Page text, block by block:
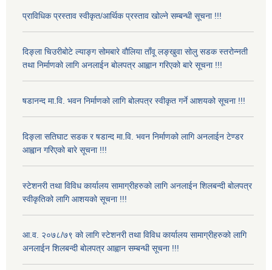
प्राविधिक प्रस्ताव स्वीकृत/आर्थिक प्रस्ताव खोल्ने सम्बन्धी सूचना !!!
दिङ्ला चिउरीबोटे ल्याङ्ग सोमबारे वौलिया ताँवू लङ्खुवा सोलु सडक स्तरोन्नती
तथा निर्माणको लागि अनलाईन बोलपत्र आह्वान गरिएको बारे सूचना !!!
षडानन्द मा.वि. भवन निर्माणको लागि बोलपत्र स्वीकृत गर्ने आशयको सूचना !!!
दिङ्ला सतिघाट सडक र षडान्द मा.वि. भवन निर्माणको लागि अनलाईन टेण्डर
आह्वान गरिएको बारे सूचना !!!
स्टेशनरी तथा विविध कार्यालय सामाग्रीहरुको लागि अनलाईन शिलबन्दी बोलपत्र
स्वीकृतिको लागि आशयको सूचना !!!
आ.व. २०७८/७९ को लागि स्टेशनरी तथा विविध कार्यालय सामाग्रीहरुको लागि
अनलाईन शिलबन्दी बोलपत्र आह्वान सम्बन्धी सूचना !!!